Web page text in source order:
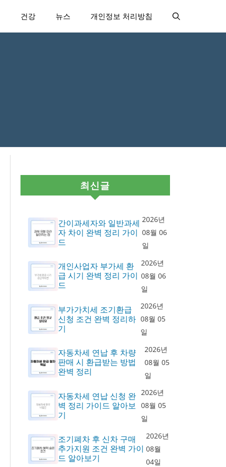
건강 뉴스 개인정보 처리방침
최신글
간이과세자와 일반과세
자 차이 완벽 정리 가이
드
2026년
08월 06
일
개인사업자 부가세 환
급 시기 완벽 정리 가이
드
2026년
08월 06
일
부가가치세 조기환급
신청 조건 완벽 정리하
기
2026년
08월 05
일
자동차세 연납 후 차량
판매 시 환급받는 방법
완벽 정리
2026년
08월 05
일
자동차세 연납 신청 완
벽 정리 가이드 알아보
기
2026년
08월 05
일
조기폐차 후 신차 구매
추가지원 조건 완벽 가이
드 알아보기
2026년
08월
04일